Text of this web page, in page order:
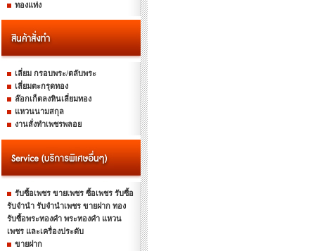
ทองแท่ง
เลี่ยม กรอบพระ/ตลับพระ
เลี่ยมตะกรุดทอง
ล๊อกเก็ตลงหินเลี่ยมทอง
แหวนนามสกุล
งานสั่งทำเพชรพลอย
รับซื้อเพชร ขายเพชร ซื้อเพชร รับซื้อ
รับจำนำ รับจำนำเพชร ขายฝาก ทอง
รับซื้อพระทองคำ พระทองคำ แหวน
เพชร และเครื่องประดับ
ขายฝาก